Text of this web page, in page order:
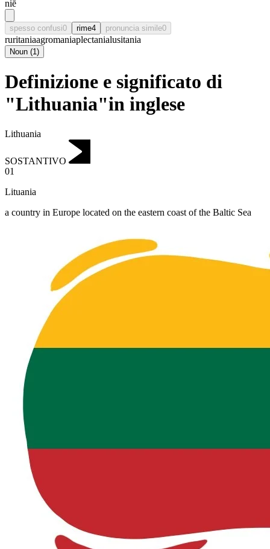
niē
spesso confusi0 rime4 pronuncia simile0
ruritaniaagromaniaplectanialusitania
Noun (1)
Definizione e significato di
"Lithuania"in inglese
Lithuania
SOSTANTIVO
01
Lituania
a country in Europe located on the eastern coast of the Baltic Sea